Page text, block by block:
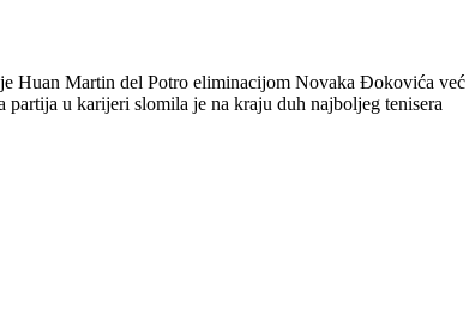
Huan Martin del Potro eliminacijom Novaka Đokovića već
u karijeri slomila je na kraju duh najboljeg tenisera